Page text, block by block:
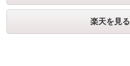
楽天を見る